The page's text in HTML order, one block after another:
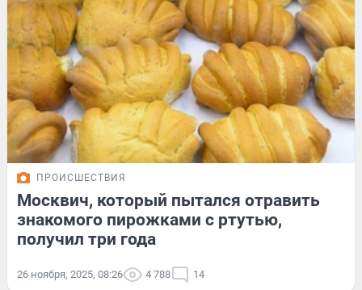
ПРОИСШЕСТВИЯ
Москвич, который пытался отравить
знакомого пирожками с ртутью,
получил три года
26 ноября, 2025, 08:26 4 788 14